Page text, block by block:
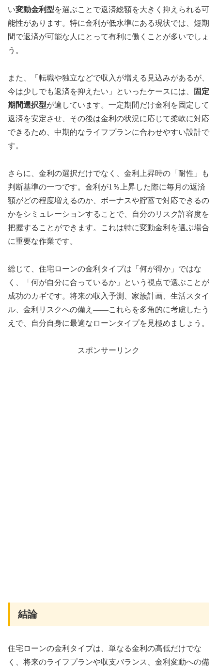
い変動金利型を選ぶことで返済総額を大きく抑えられる可
能性があります。特に金利が低水準にある現状では、短期
間で返済が可能な人にとって有利に働くことが多いでしょ
う。
また、「転職や独立などで収入が増える見込みがあるが、
今は少しでも返済を抑えたい」といったケースには、
固定
期間選択型が適しています。一定期間だけ金利を固定して
返済を安定させ、その後は金利の状況に応じて柔軟に対応
できるため、中期的なライフプランに合わせやすい設計で
す。
さらに、金利の選択だけでなく、金利上昇時の「耐性」も
判断基準の一つです。金利が1％上昇した際に毎月の返済
額がどの程度増えるのか、ボーナスや貯蓄で対応できるの
かをシミュレーションすることで、自分のリスク許容度を
把握することができます。これは特に変動金利を選ぶ場合
に重要な作業です。
総じて、住宅ローンの金利タイプは「何が得か」ではな
く、「何が自分に合っているか」という視点で選ぶことが
成功のカギです。将来の収入予測、家族計画、生活スタイ
ル、金利リスクへの備え——これらを多角的に考慮したう
えで、自分自身に最適なローンタイプを見極めましょう。
スポンサーリンク
結論
住宅ローンの金利タイプは、単なる金利の高低だけでな
く、将来のライフプランや収支バランス、金利変動への備